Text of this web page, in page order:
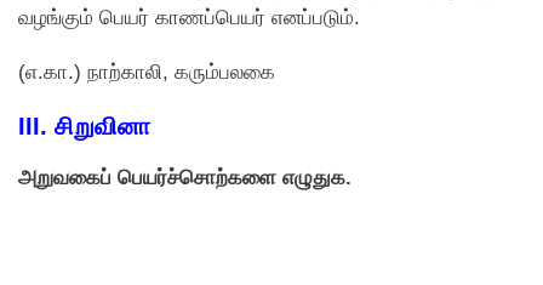
வழங்கும் பெயர் காணப்பெயர் எனப்படும்.
(எ.கா.) நாற்காலி, கரும்பலகை
III. சிறுவினா
அறுவகைப் பெயர்ச்சொற்களை எழுதுக.